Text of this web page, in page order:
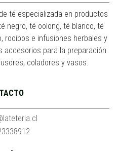
té especializada en productos
negro, té oolong, té blanco, té
rooibos e infusiones herbales y
para la preparación
coladores y vasos.